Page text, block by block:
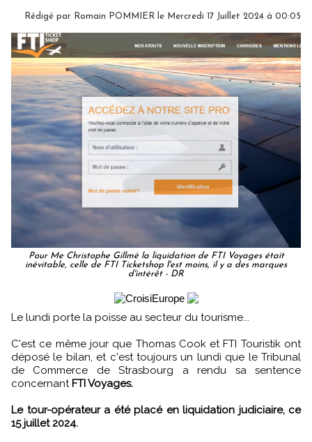
Rédigé par Romain POMMIER le Mercredi 17 Juillet 2024 à 00:05
Pour Me Christophe Gillmé la liquidation de FTI Voyages était
inévitable, celle de FTI Ticketshop l'est moins, il y a des marques
d'intérêt - DR
Le lundi porte la poisse au secteur du tourisme...
C'est ce même jour que Thomas Cook et FTI Touristik ont
déposé le bilan, et c'est toujours un lundi que le Tribunal
de Commerce de Strasbourg a rendu sa sentence
concernant FTI Voyages.
Le tour-opérateur a été placé en liquidation judiciaire, ce
15 juillet 2024.